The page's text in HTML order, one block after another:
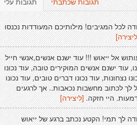
לכל המגיבים! מילותיכם המעודדות נכנסו
אל ייאוש !!! עוד ישנם אנשים,אנשי חייל
עוד ישנם אנשים המוקירים טובה, עוד נכונו
נצחונות, עוד נכונו דברים טובים, עוד נכונו
לך לכתוב מחשבות נכאבות.. אך לרגעים
היי חזקה. [ליצירה]
לך תמי! הקטע נכתב ברגע של ייאוש